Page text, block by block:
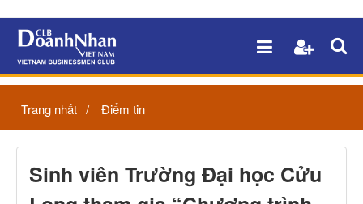
Trang nhất Điểm tin
Sinh viên Trường Đại học Cửu